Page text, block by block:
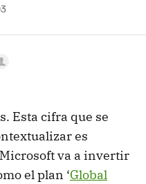
Esta cifra que se
es
va a invertir
el plan ‘Global